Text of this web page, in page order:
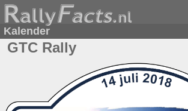
Kalender
GTC Rally